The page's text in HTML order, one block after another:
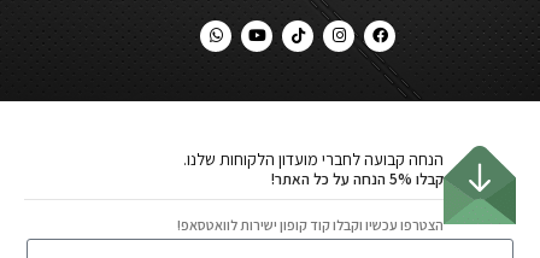
הנחה קבועה לחברי מועדון הלקוחות שלנו.
קבלו 5% הנחה על כל האתר!
הצטרפו עכשיו וקבלו קוד קופון ישירות לוואטסאפ!